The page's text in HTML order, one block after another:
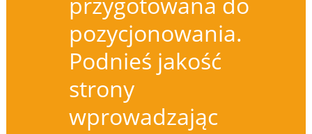
pozycjonowania.
Podnieś jakość
strony
wprowadzając